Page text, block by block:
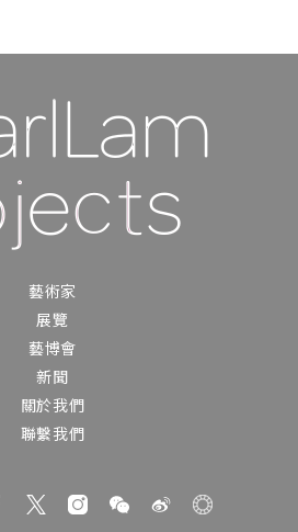
藝術家
展覽
藝博會
新聞
關於我們
聯繫我們